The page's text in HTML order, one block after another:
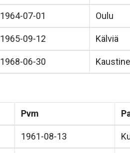
1964-07-01 Oulu
1965-09-12 Kälviä
1968-06-30
Pvm
1961-08-13